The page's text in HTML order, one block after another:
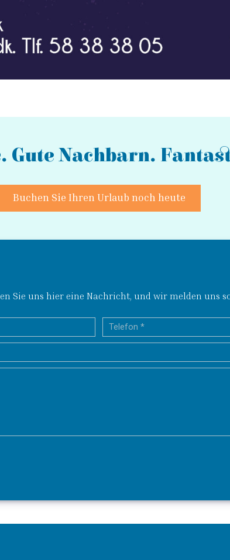
Gute Nachbarn.
Buchen Sie Ihren Urlaub noch heute
Sie uns hier eine Nachricht, und wir melden uns